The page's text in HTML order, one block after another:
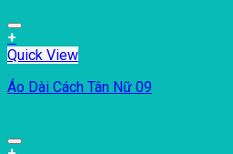
+
Quick View
Áo Dài Cách Tân Nữ 09